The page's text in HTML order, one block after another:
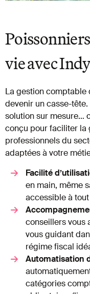
vie avec
La gestion comptable
devenir un casse-
solution sur mesure…
conçu pour faciliter la
professionnels du
adaptées à votre
Facilité
en main, même
accessible à
conseillers vous
vous guidant
régime fiscal
Automatisation
catégories